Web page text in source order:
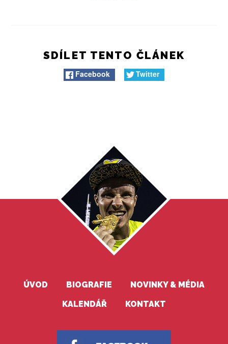
SDÍLET TENTO ČLÁNEK
Facebook Twitter
ÚVOD BIOGRAFIE
NOVINKY & MÉDIA
KALENDÁŘ
KONTAKT